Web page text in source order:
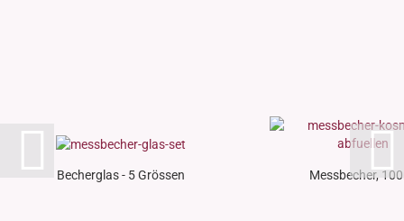
Becherglas - 5 Grössen Messbecher,